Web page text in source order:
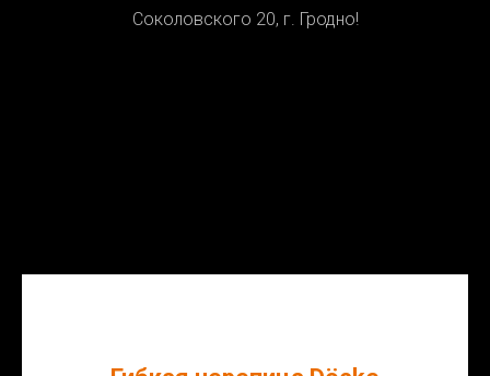
Соколовского 20, г. Гродно!